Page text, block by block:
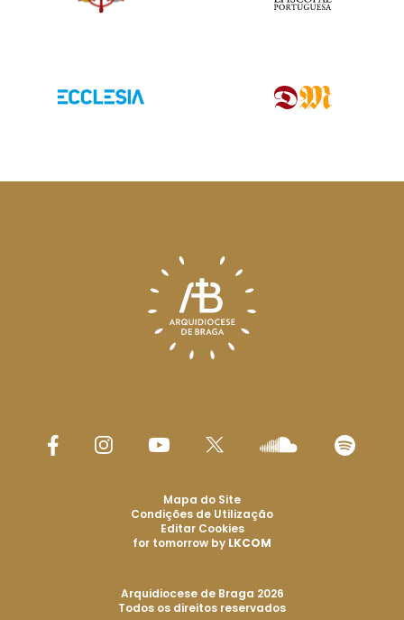
Arquidiocese de Braga 2026
Todos os direitos reservados
Mapa do Site
Condições de Utilização
Editar Cookies
for tomorrow by LKCOM